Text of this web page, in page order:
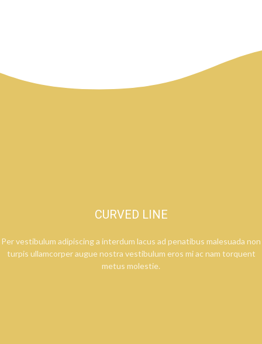
CURVED LINE
Per vestibulum adipiscing a interdum lacus ad penatibus malesuada non
turpis ullamcorper augue nostra vestibulum eros mi ac nam torquent
metus molestie.